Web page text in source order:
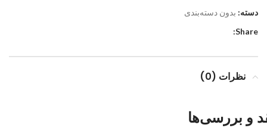
دسته: بدون دسته‌بندی
Share:
نظرات (0)
و بررسی‌ها